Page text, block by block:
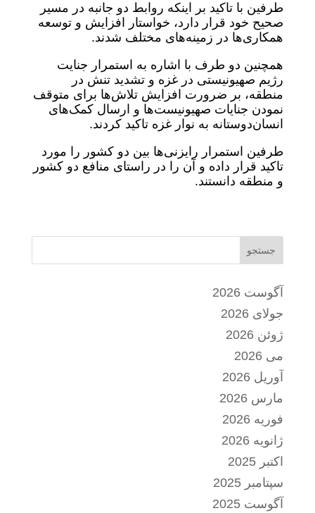
طرفین با تاکید بر اینکه روابط دو جانبه در مسیر
صحیح خود قرار دارد، خواستار افزایش و توسعه
همکاری‌ها در زمینه‌های مختلف شدند.
همچنین دو طرف با اشاره به استمرار جنایت
رژیم صهیونیستی در غزه و تشدید تنش در
منطقه، بر ضرورت افزایش تلاش‌ها برای متوقف
نمودن جنایات صهیونیست‌ها و ارسال کمک‌های
انسان‌دوستانه به نوار غزه تاکید کردند.
طرفین استمرار رایزنی‌ها بین دو کشور را مورد
تاکید قرار داده و آن را در راستای منافع دو کشور
و منطقه دانستند.
جستجو
آگوست 2026
جولای 2026
ژوئن 2026
می 2026
آوریل 2026
مارس 2026
فوریه 2026
ژانویه 2026
اکتبر 2025
سپتامبر 2025
آگوست 2025